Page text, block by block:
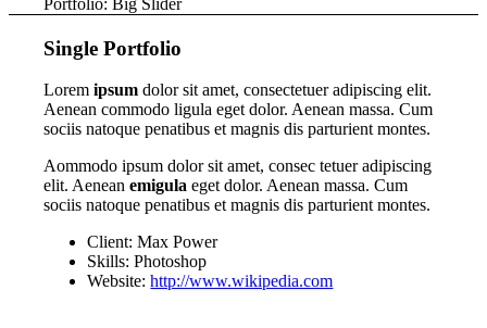
Portfolio: Big Slider
Single Portfolio
Loremipsum dolor sit amet, consectetuer adipiscing elit.
Aenean commodo ligula eget dolor. Aenean massa. Cum
sociis natoque penatibus et magnis dis parturient montes.
Aommodo ipsum dolor sit amet, consec tetuer adipiscing
elit. Aeneanemigula eget dolor. Aenean massa. Cum
sociis natoque penatibus et magnis dis parturient montes.
Client: Max Power
Skills: Photoshop
Website:http://www.wikipedia.com